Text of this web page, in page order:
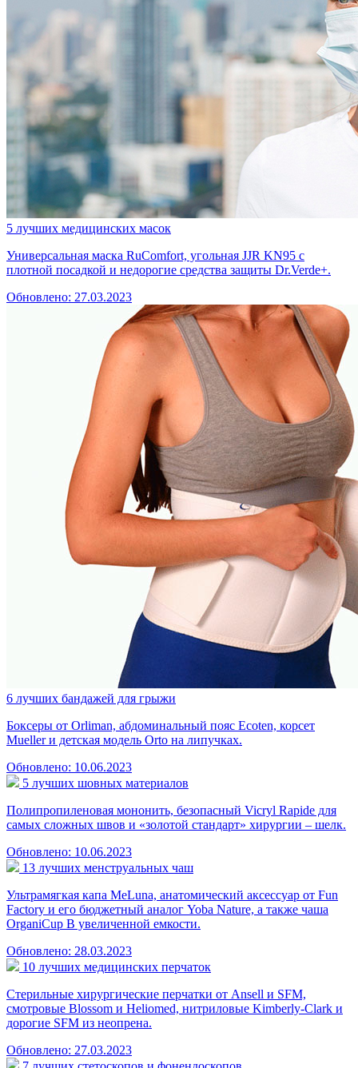
5 лучших медицинских масок
Универсальная маска RuComfort, угольная JJR KN95 с
плотной посадкой и недорогие средства защиты Dr.Verde+.
Обновлено: 27.03.2023
6 лучших бандажей для грыжи
Боксеры от Orliman, абдоминальный пояс Ecoten, корсет
Mueller и детская модель Orto на липучках.
Обновлено: 10.06.2023
5 лучших шовных материалов
Полипропиленовая мононить, безопасный Vicryl Rapide для
самых сложных швов и «золотой стандарт» хирургии – шелк.
Обновлено: 10.06.2023
13 лучших менструальных чаш
Ультрамягкая капа MeLuna, анатомический аксессуар от Fun
Factory и его бюджетный аналог Yoba Nature, а также чаша
OrganiCup B увеличенной емкости.
Обновлено: 28.03.2023
10 лучших медицинских перчаток
Стерильные хирургические перчатки от Ansell и SFM,
смотровые Blossom и Heliomed, нитриловые Kimberly-Clark и
дорогие SFM из неопрена.
Обновлено: 27.03.2023